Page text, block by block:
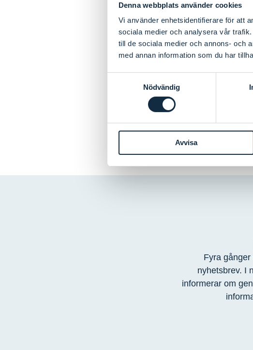
Denna webbplats använder cookies
Vi använder enhetsidentifierare för att
sociala medier och analysera vår
till de sociala medier och annons- och
med annan information som du har
Nödvändig
Avvisa
Se fler inlägg
Fyra
nyhetsbrev. I
informerar om